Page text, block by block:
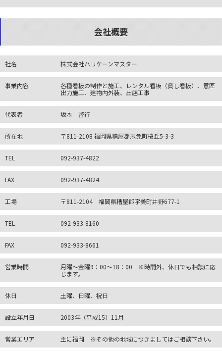
会社概要
社名 株式会社ハリケーンマスター
事業内容
各種看板の制作と施工、レンタル看板（貸し看板）、意匠
出力施工、建物内外装、出店工事
代表者 坂本 啓行
所在地 〒811-2108 福岡県糟屋郡志免町桜丘5-3-3
TEL 092-937-4822
FAX 092-937-4824
工場 〒811-2104 福岡県糟屋郡宇美町井野677-1
TEL 092-933-8160
FAX 092-933-8661
営業時間
月曜～金曜9：00～18：00 ※時間外、休日でも相談に応
じます。
休日 土曜、日曜、祝日
設立年月日 2003年（平成15）11月
営業エリア 主に福岡 ※その他の地域につきましてはご相談下さい。